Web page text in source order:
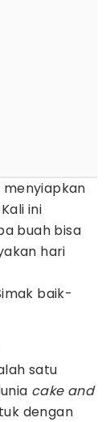
menyiapkan
ini
buah bisa
hari
baik-
satu
cake and
dengan